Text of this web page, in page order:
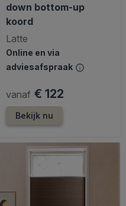
down bottom-up
koord
Latte
Online en via
adviesafspraak
vanaf € 122
Bekijk nu